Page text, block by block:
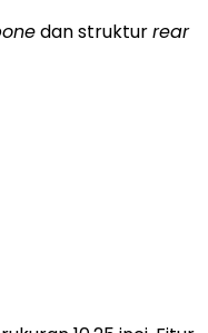
dan strukturrear